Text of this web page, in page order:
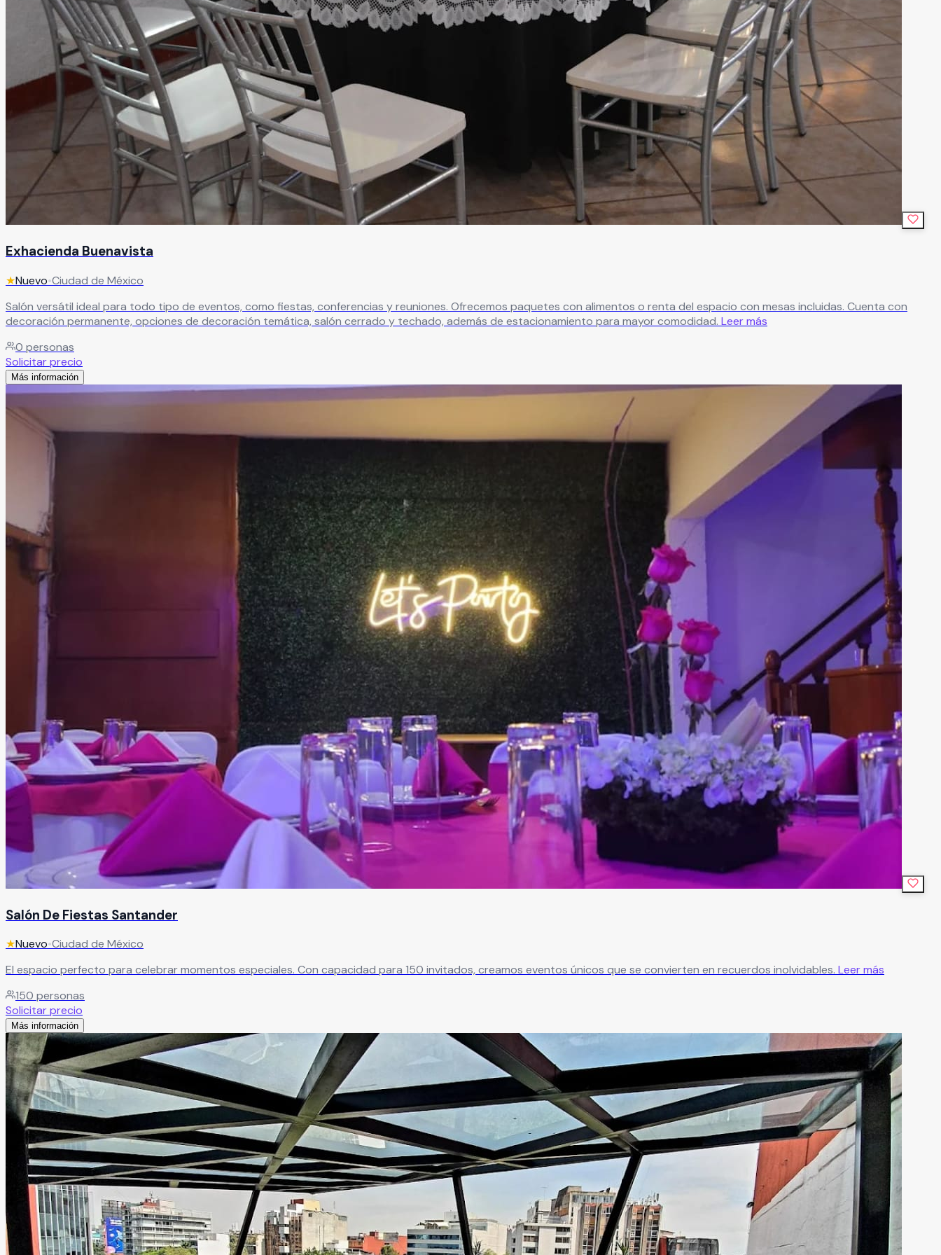
Exhacienda Buenavista
★Nuevo•Ciudad de México
Salón versátil ideal para todo tipo de eventos, como fiestas, conferencias y reuniones. Ofrecemos paquetes con alimentos o renta del espacio con mesas incluidas. Cuenta con
decoración permanente, opciones de decoración temática, salón cerrado y techado, además de estacionamiento para mayor comodidad. Leer más
0 personas
Solicitar precio
Más información
Salón De Fiestas Santander
★Nuevo•Ciudad de México
El espacio perfecto para celebrar momentos especiales. Con capacidad para 150 invitados, creamos eventos únicos que se convierten en recuerdos inolvidables. Leer más
150 personas
Solicitar precio
Más información